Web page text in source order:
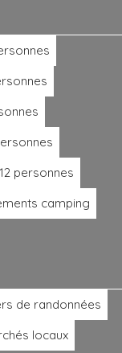
personnes
camping
de randonnées
locaux